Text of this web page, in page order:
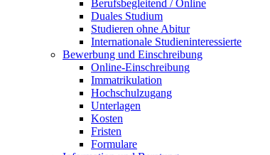
Berufsbegleitend / Online
Duales Studium
Studieren ohne Abitur
Internationale Studieninteressierte
Bewerbung und Einschreibung
Online-Einschreibung
Immatrikulation
Hochschulzugang
Unterlagen
Kosten
Fristen
Formulare